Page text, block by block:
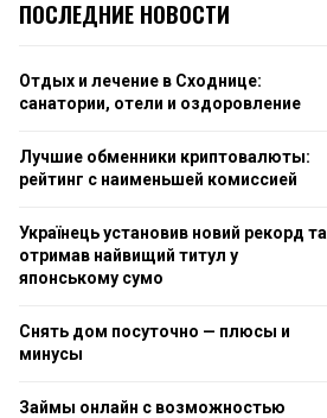
ПОСЛЕДНИЕ НОВОСТИ
Отдых и лечение в Сходнице:
санатории, отели и оздоровление
Лучшие обменники криптовалюты:
рейтинг с наименьшей комиссией
Українець установив новий рекорд та
отримав найвищий титул у
японському сумо
Снять дом посуточно — плюсы и
минусы
Займы онлайн с возможностью